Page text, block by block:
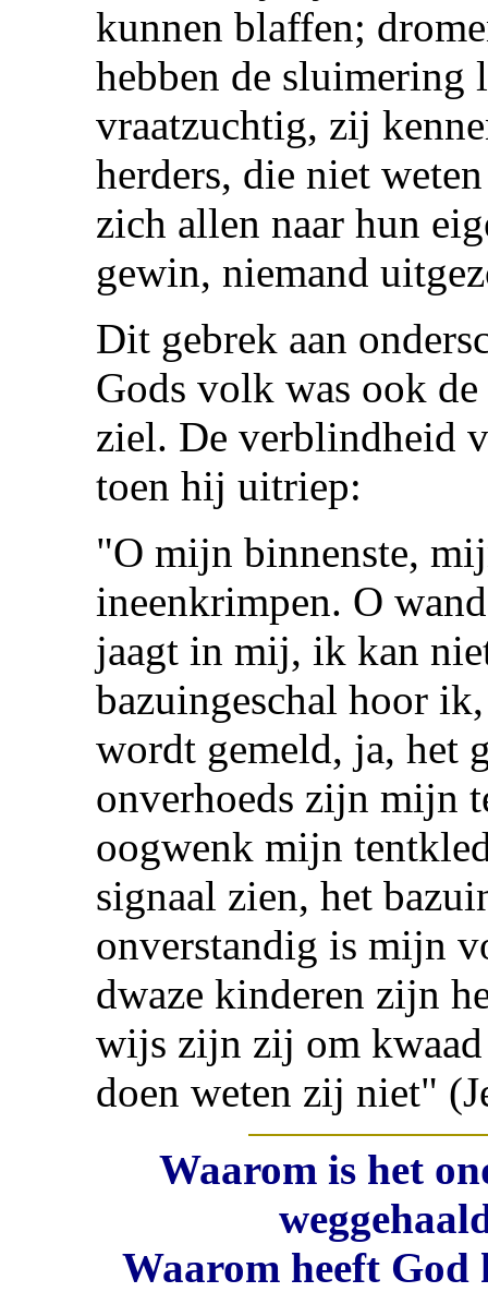
kunnen blaffen;
hebben de sluimering
vraatzuchtig, zij
herders, die niet
zich allen naar hun
gewin, niemand
Dit gebrek aan
Gods volk was ook
ziel. De verblindheid
toen hij uitriep:
"O mijn binnenste,
ineenkrimpen. O
jaagt in mij, ik kan
bazuingeschal hoor
wordt gemeld, ja, het
onverhoeds zijn mijn
oogwenk mijn
signaal zien, het
onverstandig is mijn
dwaze kinderen zijn
wijs zijn zij om kwaad
doen weten zij niet"
Waarom is het
Waarom heeft God